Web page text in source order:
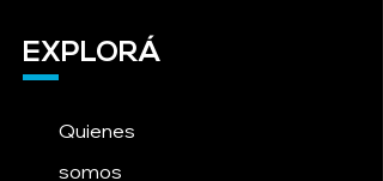
EXPLORÁ
Quienes
somos